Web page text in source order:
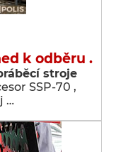
k odběru .
stroje
SSP-70 ,
…